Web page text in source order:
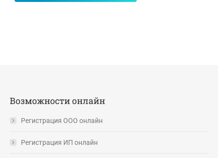
Возможности онлайн
Регистрация ООО онлайн
Регистрация ИП онлайн